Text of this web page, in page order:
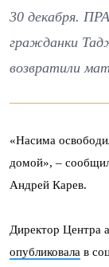
30 декабря.
гражданки
возвратили
«Насима
домой», –
Андрей Карев.
Директор Центра
опубликовала в